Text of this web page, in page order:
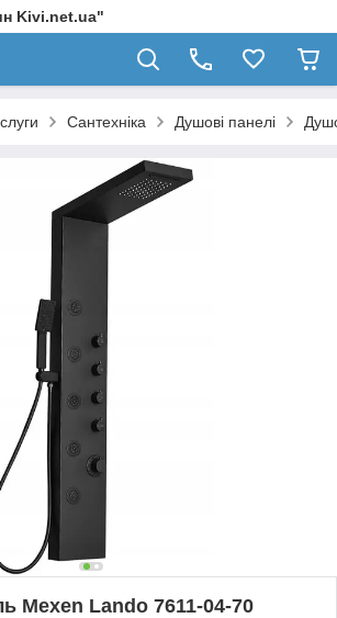
Kivi.net.ua"
Сантехніка Душові панелі
Mexen Lando 7611-04-70